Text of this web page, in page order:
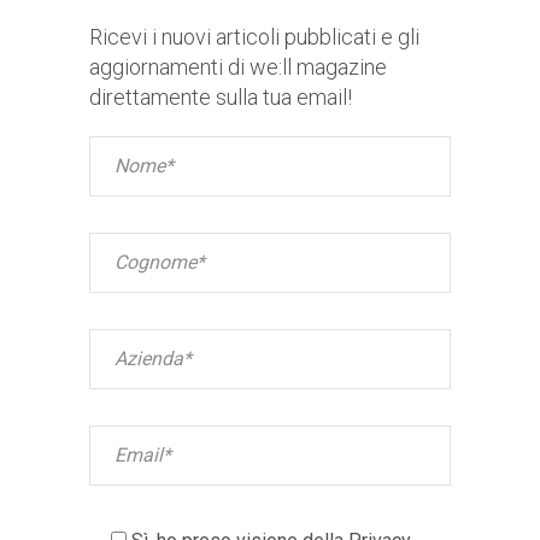
Ricevi i nuovi articoli pubblicati e gli
aggiornamenti di we:ll magazine
direttamente sulla tua email!